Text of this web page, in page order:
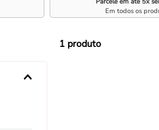
Em todos os
1 produto